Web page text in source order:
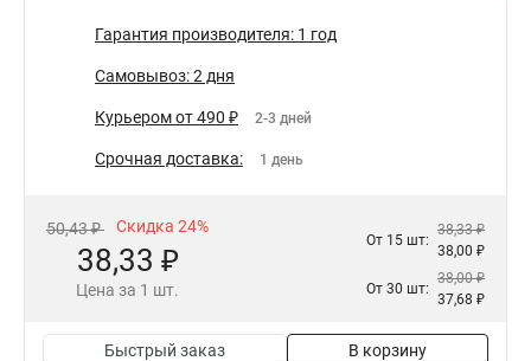
Гарантия производителя: 1 год
Самовывоз: 2 дня
Курьером от 490 ₽ 2-3 дней
Срочная доставка: 1 день
50,43 ₽ Скидка 24%
38,33 ₽
Цена за 1 шт.
От 15 шт:
38,33 ₽
38,00 ₽
От 30 шт:
38,00 ₽
37,68 ₽
Быстрый заказ В корзину